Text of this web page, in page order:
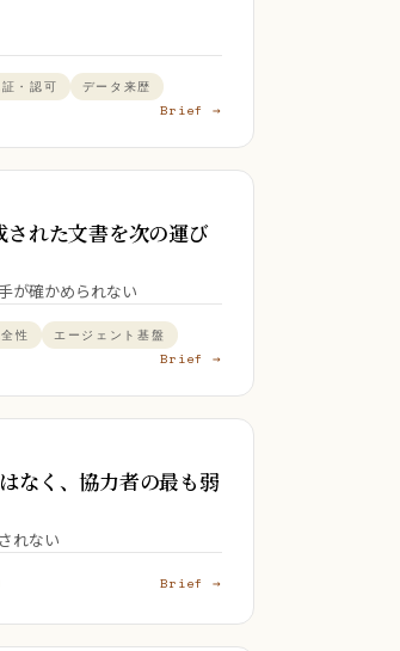
・認可 データ来歴
Brief →
れた文書を次の運び
が確かめられない
性 エージェント基盤
Brief →
なく、協力者の最も弱
れない
Brief →